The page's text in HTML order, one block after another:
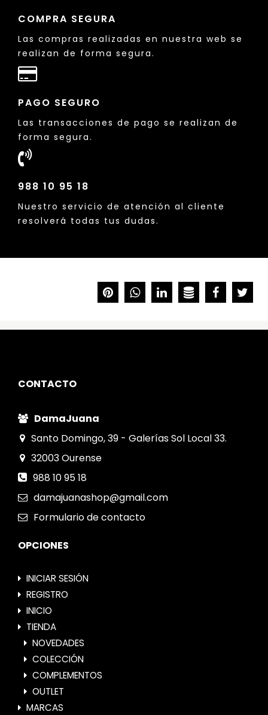
COMPRA SEGURA
Las compras realizadas en nuestra web se
realizan de forma segura.
PAGO SEGURO
Las transacciones de pago se realizan de
forma segura.
988 10 95 18
Nuestro servicio de atención al cliente
resolverá todas tus dudas.
CONTACTO
DamaJuana
Santo Domingo, 39 - Galerías Sol Local 33.
32003Ourense
988 10 95 18
damajuanashop@gmail.com
Formulariode contacto
OPCIONES
INICIAR SESIÓN
REGISTRO
INICIO
TIENDA
NOVEDADES
COLECCIÓN
COMPLEMENTOS
OUTLET
MARCAS